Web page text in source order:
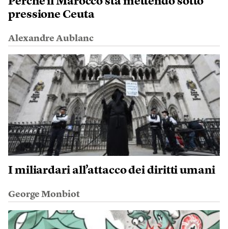
pressione Ceuta
Alexandre Aublanc
I miliardari all’attacco dei diritti umani
George Monbiot